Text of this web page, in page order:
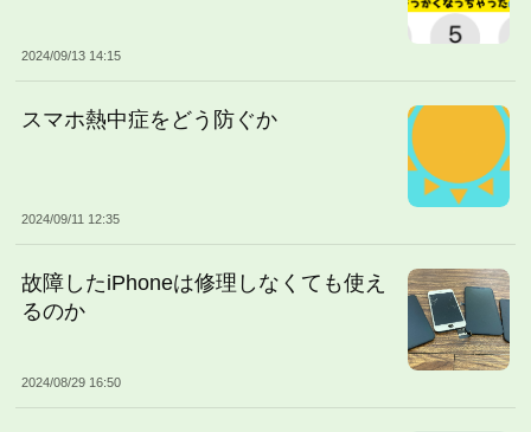
2024/09/13 14:15
スマホ熱中症をどう防ぐか
2024/09/11 12:35
故障したiPhoneは修理しなくても使え
るのか
2024/08/29 16:50